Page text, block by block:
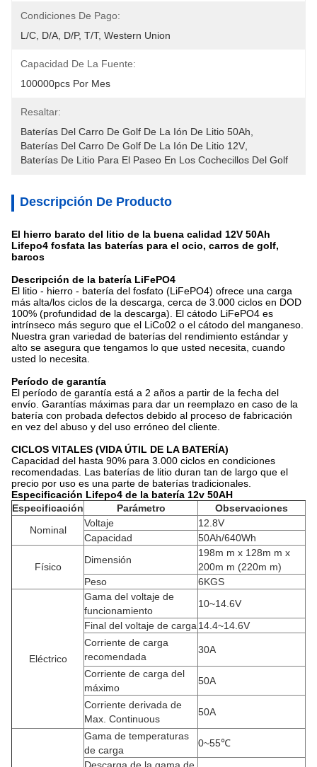
Condiciones De Pago:
L/C, D/A, D/P, T/T, Western Union
Capacidad De La Fuente:
100000pcs Por Mes
Resaltar:
Baterías Del Carro De Golf De La Ión De Litio 50Ah
Baterías Del Carro De Golf De La Ión De Litio 12V
Baterías De Litio Para El Paseo En Los Cochecillos Del Golf
Descripción De Producto
El hierro barato del litio de la buena calidad 12V 50Ah
Lifepo4 fosfata las baterías para el ocio, carros de golf,
barcos
Descripción de la batería LiFePO4
El litio - hierro - batería del fosfato (LiFePO4) ofrece una carga
más alta/los ciclos de la descarga, cerca de 3.000 ciclos en DOD
100% (profundidad de la descarga). El cátodo LiFePO4 es
intrínseco más seguro que el LiCo02 o el cátodo del manganeso.
Nuestra gran variedad de baterías del rendimiento estándar y
alto se asegura que tengamos lo que usted necesita, cuando
usted lo necesita.
Período de garantía
El período de garantía está a 2 años a partir de la fecha del
envío. Garantías máximas para dar un reemplazo en caso de la
batería con probada defectos debido al proceso de fabricación
en vez del abuso y del uso erróneo del cliente.
CICLOS VITALES (VIDA ÚTIL DE LA BATERÍA)
Capacidad del hasta 90% para 3.000 ciclos en condiciones
recomendadas. Las baterías de litio duran tan de largo que el
precio por uso es una parte de baterías tradicionales.
Especificación Lifepo4 de la batería 12v 50AH
Especificación
Parámetro
Observaciones
Nominal
Voltaje
12.8V
Capacidad
50Ah/640Wh
Físico
Dimensión
198m m x 128m m x
200m m (220m m)
Peso
6KGS
Eléctrico
Gama del voltaje de
funcionamiento
10~14.6V
Final del voltaje de carga 14.4~14.6V
Corriente de carga
recomendada
30A
Corriente de carga del
máximo
50A
Corriente derivada de
Max. Continuous
50A
Gama de temperaturas
de carga
0~55℃